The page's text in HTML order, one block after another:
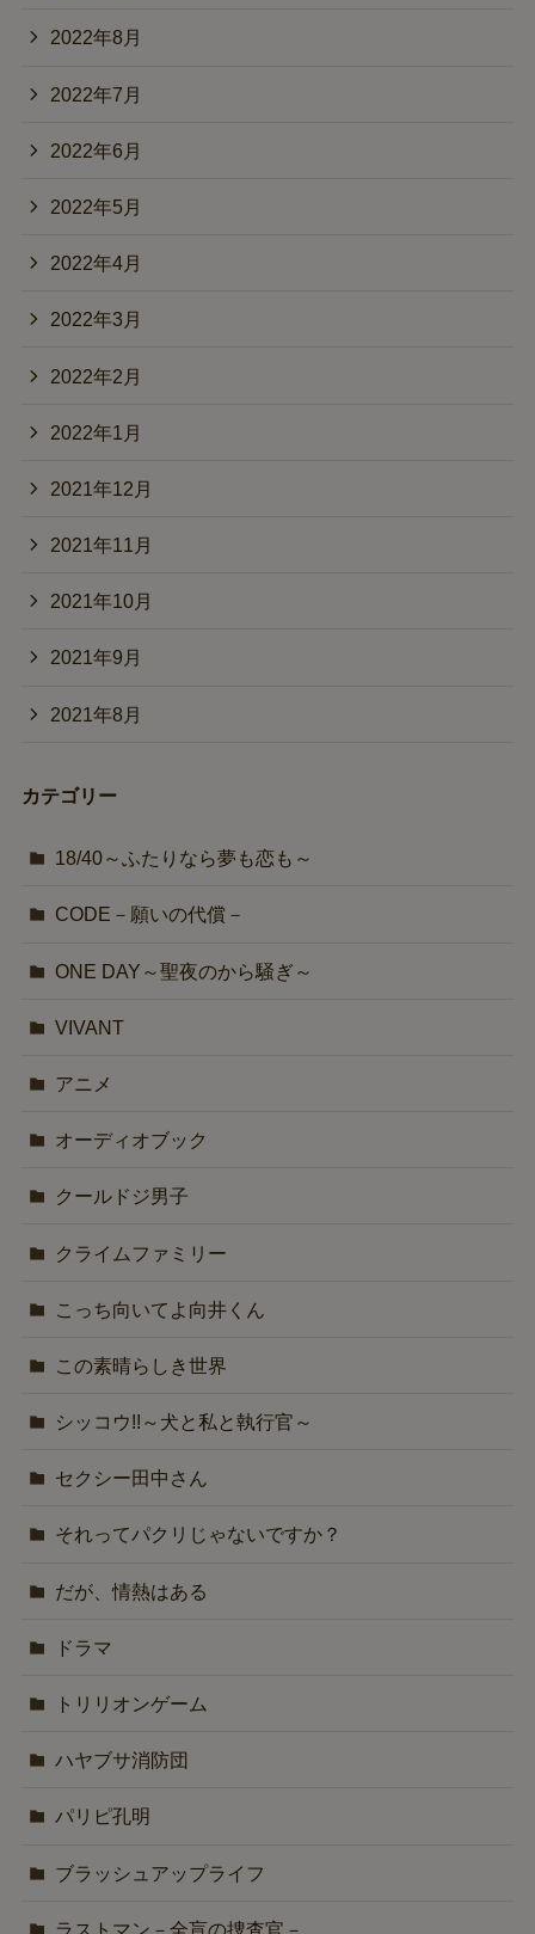
2022年8月
2022年7月
2022年6月
2022年5月
2022年4月
2022年3月
2022年2月
2022年1月
2021年12月
2021年11月
2021年10月
2021年9月
2021年8月
カテゴリー
18/40～ふたりなら夢も恋も～
CODE－願いの代償－
ONE DAY～聖夜のから騒ぎ～
VIVANT
アニメ
オーディオブック
クールドジ男子
クライムファミリー
こっち向いてよ向井くん
この素晴らしき世界
シッコウ!!～犬と私と執行官～
セクシー田中さん
それってパクリじゃないですか？
だが、情熱はある
ドラマ
トリリオンゲーム
ハヤブサ消防団
パリピ孔明
ブラッシュアップライフ
ラストマン－全盲の捜査官－